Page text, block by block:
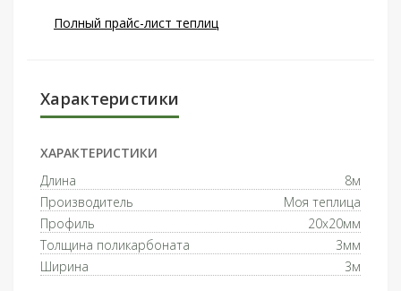
Полный прайс-лист теплиц
Характеристики
ХАРАКТЕРИСТИКИ
Длина
8м
Производитель
Моя теплица
Профиль
20x20мм
Толщина поликарбоната
3мм
Ширина
3м